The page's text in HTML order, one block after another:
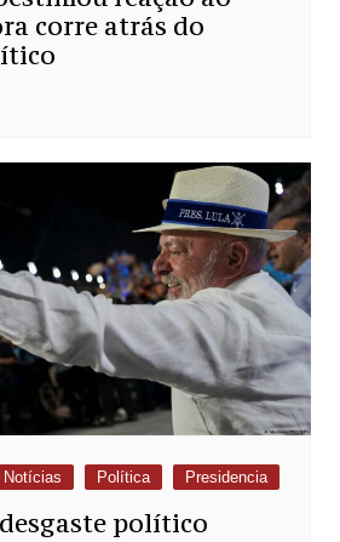
corre atrás do
Notícias Política Presidencia
político